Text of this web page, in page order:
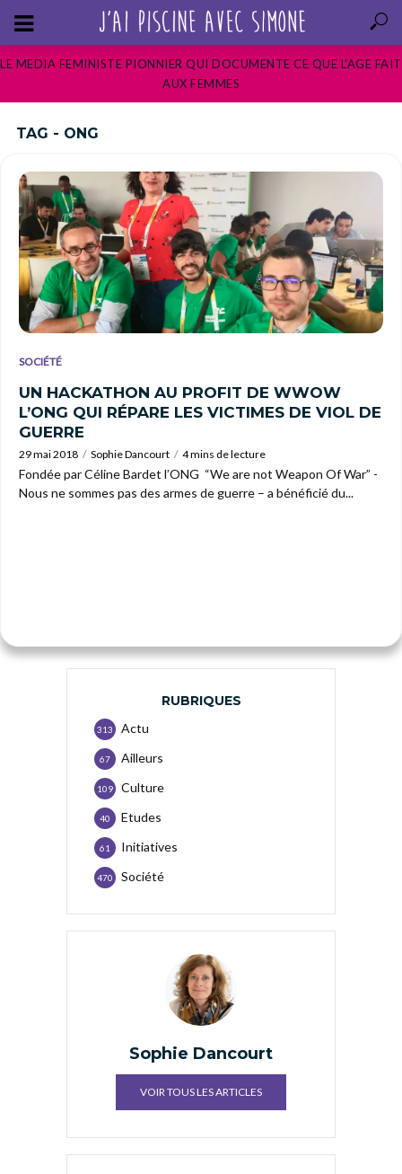
LE MEDIA FEMINISTE PIONNIER QUI DOCUMENTE CE QUE L’AGE FAIT
AUX FEMMES
TAG - ONG
SOCIÉTÉ
UN HACKATHON AU PROFIT DE WWOW
L’ONG QUI RÉPARE LES VICTIMES DE VIOL DE
GUERRE
29 mai 2018 Sophie Dancourt 4 mins de lecture
Fondée par Céline Bardet l’ONG “We are not Weapon Of War” -
Nous ne sommes pas des armes de guerre – a bénéficié du...
RUBRIQUES
Actu
313
Ailleurs
67
Culture
109
Etudes
40
Initiatives
61
Société
470
Sophie Dancourt
VOIR TOUS LES ARTICLES